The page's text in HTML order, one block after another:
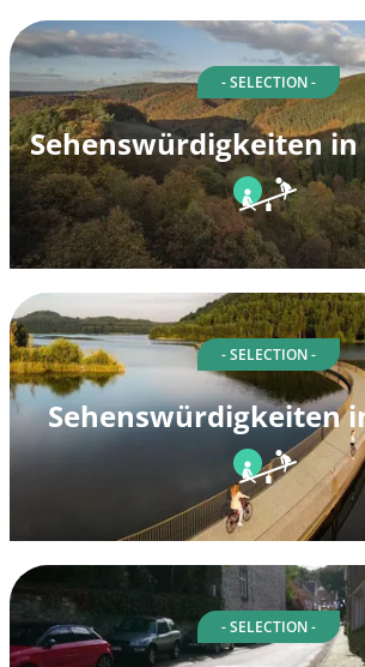
- SELECTION -
Sehenswürdigkeiten
- SELECTION -
Sehenswürdigkeiten
- SELECTION -